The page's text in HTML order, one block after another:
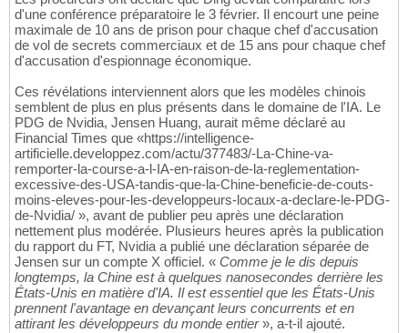
d'une conférence préparatoire le 3 février. Il encourt une peine
maximale de 10 ans de prison pour chaque chef d'accusation
de vol de secrets commerciaux et de 15 ans pour chaque chef
d'accusation d'espionnage économique.
Ces révélations interviennent alors que les modèles chinois
semblent de plus en plus présents dans le domaine de l'IA. Le
PDG de Nvidia, Jensen Huang, aurait même déclaré au
Financial Times que «https://intelligence-
artificielle.developpez.com/actu/377483/-La-Chine-va-
remporter-la-course-a-l-IA-en-raison-de-la-reglementation-
excessive-des-USA-tandis-que-la-Chine-beneficie-de-couts-
moins-eleves-pour-les-developpeurs-locaux-a-declare-le-PDG-
de-Nvidia/ », avant de publier peu après une déclaration
nettement plus modérée. Plusieurs heures après la publication
du rapport du FT, Nvidia a publié une déclaration séparée de
Jensen sur un compte X officiel. « Comme je le dis depuis
longtemps, la Chine est à quelques nanosecondes derrière les
États-Unis en matière d'IA. Il est essentiel que les États-Unis
prennent l'avantage en devançant leurs concurrents et en
attirant les développeurs du monde entier», a-t-il ajouté.